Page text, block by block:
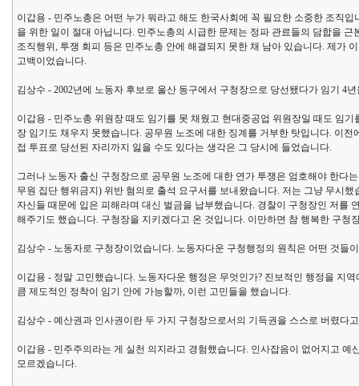
이갑용 - 민주노총은 어떤 누가 뭐라고 해도 한국사회에 꼭 필요한 소중한 조직
을 위한 일이 절대 아닙니다. 민주노총의 시급한 문제는 정파 관료들의 담합을
조직행위, 투쟁 회피 등은 민주노총 안에 해결되지 못한 채 남아 있습니다. 제가
고백이었습니다.
김상수 - 2002년에 노동자 후보로 울산 동구에서 구청장으로 당선됐다가 임기 4
이갑용 - 민주노총 위원장 때도 임기를 못 채웠고 현대중공업 위원장일 때도 임
장 임기도 채우지 못했습니다. 공무원 노조에 대한 징계를 거부한 탓입니다. 이
접 투표로 당선된 자리까지 잃을 수도 있다는 생각은 그 당시에 들었습니다.
그러나 노동자 출신 구청장으로 공무원 노조에 대한 연가 투쟁은 엄호해야 한다
무원 집단 행위금지) 위반 혐의로 출석 요구서를 보내왔습니다. 저는 그냥 무시
자신들 때문에 입은 피해라며 대신 벌금을 납부했습니다. 경찰이 구청장인 저를
해주기도 했습니다. 구청장을 지키겠다고 온 것입니다. 이만하면 참 행복한 구청
김상수 - 노동자로 구청장이었습니다. 노동자다운 구청행정의 원칙은 어떤 것들
이갑용 - 정말 고민했습니다. 노동자다운 행정은 무엇인가? 진보적인 행정을 지
큼 제도적인 정착이 임기 안에 가능할까, 이런 고민들을 했습니다.
김상수 - 예산권과 인사권이란 두 가지 구청장으로서의 기득권을 스스로 버렸다
이갑용 - 민주주의라는 게 실천 의지라고 경험했습니다. 인사잡음이 없어지고
모르겠습니다.